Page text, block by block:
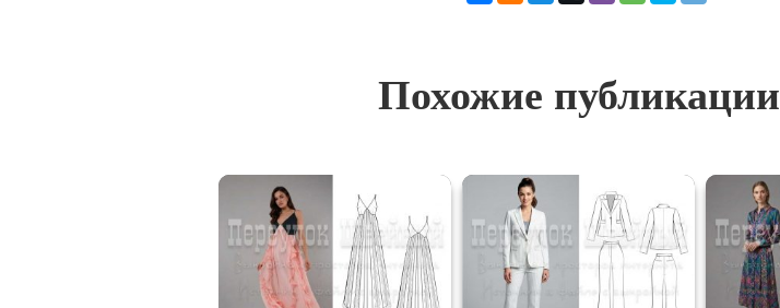
Похожие публикации